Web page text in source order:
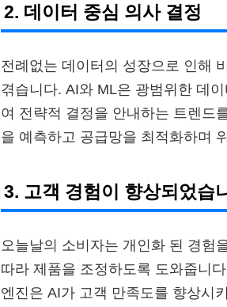
2. 데이터 중심 의사 결정
전례없는 데이터의 성장으로 인해
겪습니다. AI와 ML은 광범위한 데
여 전략적 결정을 안내하는 트렌드
을 예측하고 공급망을 최적화하며
3. 고객 경험이 향상되었습
오늘날의 소비자는 개인화 된 경험
따라 제품을 조정하도록 도와줍니
엔진은 AI가 고객 만족도를 향상시